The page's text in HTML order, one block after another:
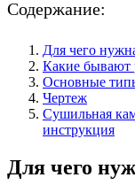
Содержание:
Для чего
Какие бывают
Основные
Чертеж
Сушильная
инструкция
Для чего